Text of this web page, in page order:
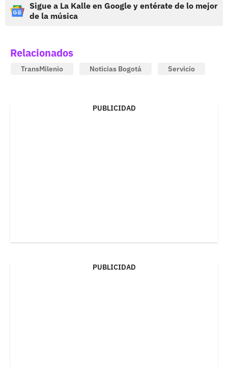
Sigue a La Kalle en Google y entérate de lo mejor
de la música
Relacionados
TransMilenio Noticias Bogotá Servicio
PUBLICIDAD
PUBLICIDAD